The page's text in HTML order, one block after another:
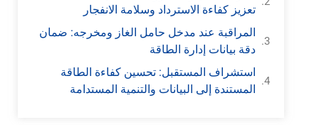
تعزيز كفاءة الاسترداد وسلامة الانفجار
المراقبة عند مدخل حامل الغاز ومخرجه: ضمان
دقة بيانات إدارة الطاقة
استشراف المستقبل: تحسين كفاءة الطاقة
المستندة إلى البيانات والتنمية المستدامة